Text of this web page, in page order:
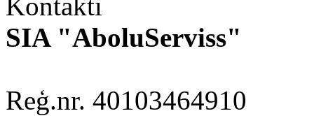
SIA "AboluServiss"
Reģ.nr. 40103464910